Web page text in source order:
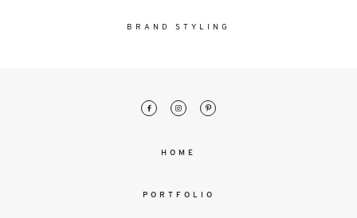
HOME
PORTFOLIO
BRAND STYLING